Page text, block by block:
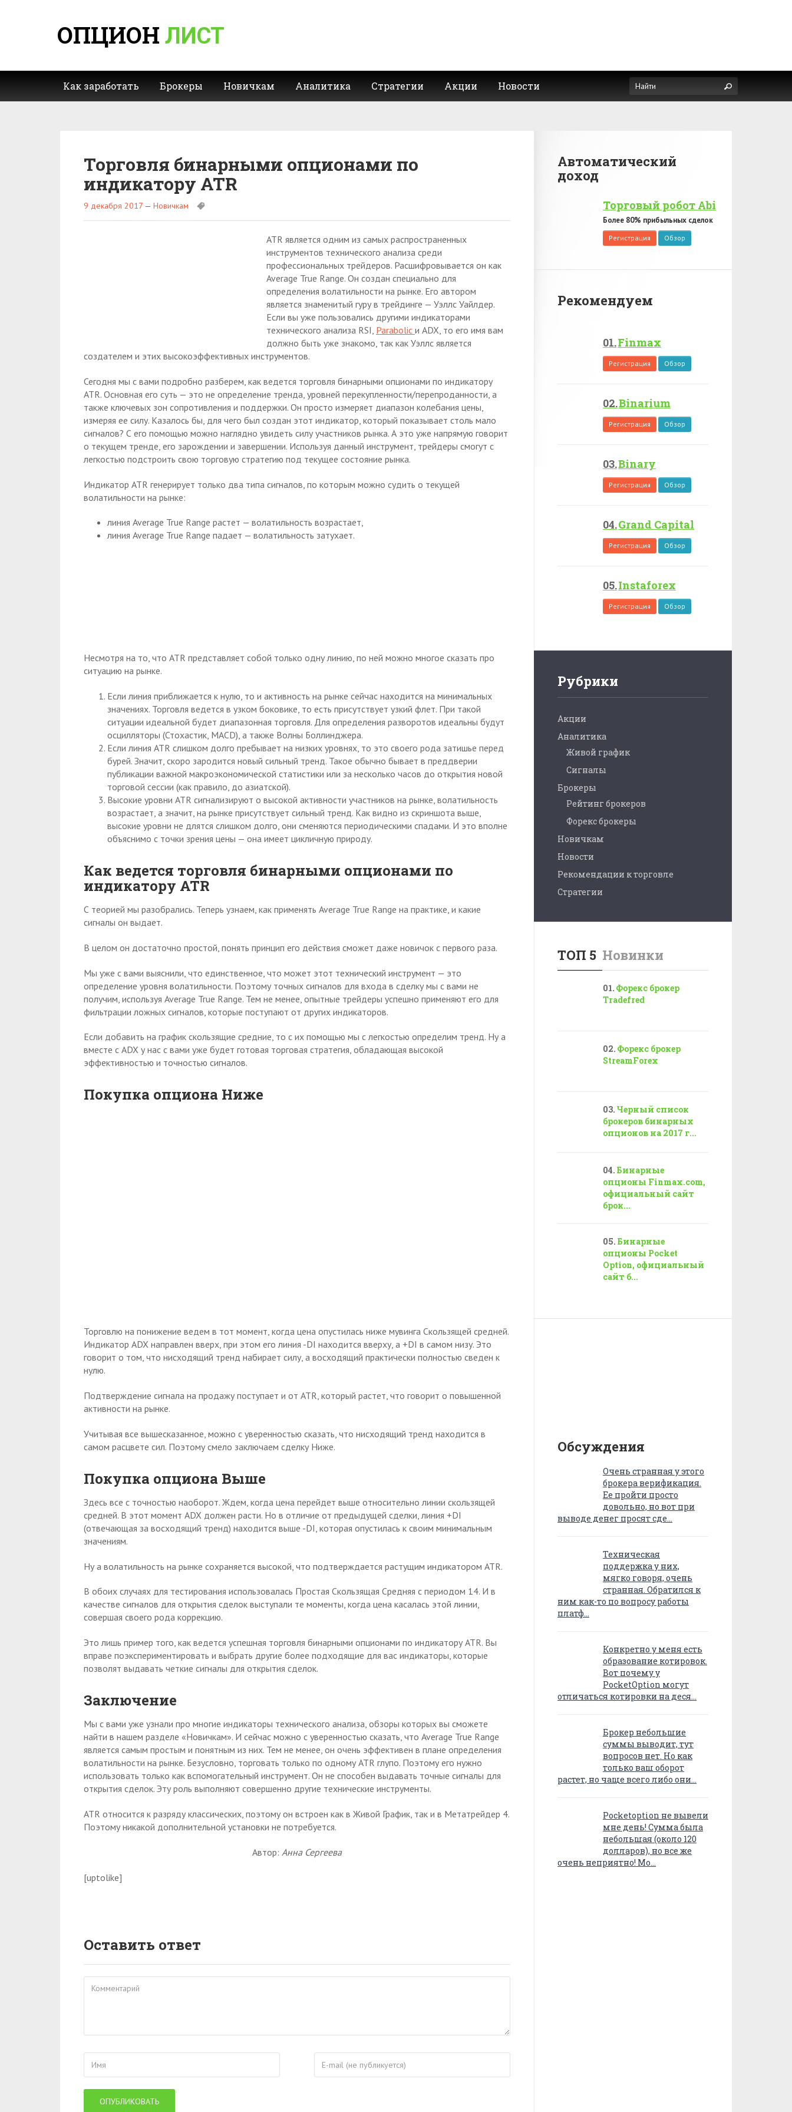
ОПЦИОН ЛИСТ
Как заработать Брокеры Новичкам Аналитика Стратегии Акции Новости
Торговля бинарными опционами по
индикатору ATR
9 декабря 2017 — Новичкам
ATR является одним из самых распространенных
инструментов технического анализа среди
профессиональных трейдеров. Расшифровывается он как
Average True Range. Он создан специально для
определения волатильности на рынке. Его автором
является знаменитый гуру в трейдинге — Уэллс Уайлдер.
Если вы уже пользовались другими индикаторами
технического анализа RSI, Parabolic и ADX, то его имя вам
должно быть уже знакомо, так как Уэллс является
создателем и этих высокоэффективных инструментов.
Сегодня мы с вами подробно разберем, как ведется торговля бинарными опционами по индикатору
ATR. Основная его суть — это не определение тренда, уровней перекупленности/перепроданности, а
также ключевых зон сопротивления и поддержки. Он просто измеряет диапазон колебания цены,
измеряя ее силу. Казалось бы, для чего был создан этот индикатор, который показывает столь мало
сигналов? С его помощью можно наглядно увидеть силу участников рынка. А это уже напрямую говорит
о текущем тренде, его зарождении и завершении. Используя данный инструмент, трейдеры смогут с
легкостью подстроить свою торговую стратегию под текущее состояние рынка.
Индикатор ATR генерирует только два типа сигналов, по которым можно судить о текущей
волатильности на рынке:
линия Average True Range растет — волатильность возрастает,
линия Average True Range падает — волатильность затухает.
Несмотря на то, что ATR представляет собой только одну линию, по ней можно многое сказать про
ситуацию на рынке.
Если линия приближается к нулю, то и активность на рынке сейчас находится на минимальных
значениях. Торговля ведется в узком боковике, то есть присутствует узкий флет. При такой
ситуации идеальной будет диапазонная торговля. Для определения разворотов идеальны будут
осцилляторы (Стохастик, MACD), а также Волны Боллинджера.
Если линия ATR слишком долго пребывает на низких уровнях, то это своего рода затишье перед
бурей. Значит, скоро зародится новый сильный тренд. Такое обычно бывает в преддверии
публикации важной макроэкономической статистики или за несколько часов до открытия новой
торговой сессии (как правило, до азиатской).
Высокие уровни ATR сигнализируют о высокой активности участников на рынке, волатильность
возрастает, а значит, на рынке присутствует сильный тренд. Как видно из скриншота выше,
высокие уровни не длятся слишком долго, они сменяются периодическими спадами. И это вполне
объяснимо с точки зрения цены — она имеет цикличную природу.
Как ведется торговля бинарными опционами по
индикатору ATR
С теорией мы разобрались. Теперь узнаем, как применять Average True Range на практике, и какие
сигналы он выдает.
В целом он достаточно простой, понять принцип его действия сможет даже новичок с первого раза.
Мы уже с вами выяснили, что единственное, что может этот технический инструмент — это
определение уровня волатильности. Поэтому точных сигналов для входа в сделку мы с вами не
получим, используя Average True Range. Тем не менее, опытные трейдеры успешно применяют его для
фильтрации ложных сигналов, которые поступают от других индикаторов.
Если добавить на график скользящие средние, то с их помощью мы с легкостью определим тренд. Ну а
вместе с ADX у нас с вами уже будет готовая торговая стратегия, обладающая высокой
эффективностью и точностью сигналов.
Покупка опциона Ниже
Торговлю на понижение ведем в тот момент, когда цена опустилась ниже мувинга Скользящей средней.
Индикатор ADX направлен вверх, при этом его линия -DI находится вверху, а +DI в самом низу. Это
говорит о том, что нисходящий тренд набирает силу, а восходящий практически полностью сведен к
нулю.
Подтверждение сигнала на продажу поступает и от ATR, который растет, что говорит о повышенной
активности на рынке.
Учитывая все вышесказанное, можно с уверенностью сказать, что нисходящий тренд находится в
самом расцвете сил. Поэтому смело заключаем сделку Ниже.
Покупка опциона Выше
Здесь все с точностью наоборот. Ждем, когда цена перейдет выше относительно линии скользящей
средней. В этот момент ADX должен расти. Но в отличие от предыдущей сделки, линия +DI
(отвечающая за восходящий тренд) находится выше -DI, которая опустилась к своим минимальным
значениям.
Ну а волатильность на рынке сохраняется высокой, что подтверждается растущим индикатором ATR.
В обоих случаях для тестирования использовалась Простая Скользящая Средняя с периодом 14. И в
качестве сигналов для открытия сделок выступали те моменты, когда цена касалась этой линии,
совершая своего рода коррекцию.
Это лишь пример того, как ведется успешная торговля бинарными опционами по индикатору ATR. Вы
вправе поэкспериментировать и выбрать другие более подходящие для вас индикаторы, которые
позволят выдавать четкие сигналы для открытия сделок.
Заключение
Мы с вами уже узнали про многие индикаторы технического анализа, обзоры которых вы сможете
найти в нашем разделе «Новичкам». И сейчас можно с уверенностью сказать, что Average True Range
является самым простым и понятным из них. Тем не менее, он очень эффективен в плане определения
волатильности на рынке. Безусловно, торговать только по одному ATR глупо. Поэтому его нужно
использовать только как вспомогательный инструмент. Он не способен выдавать точные сигналы для
открытия сделок. Эту роль выполняют совершенно другие технические инструменты.
ATR относится к разряду классических, поэтому он встроен как в Живой График, так и в Метатрейдер 4.
Поэтому никакой дополнительной установки не потребуется.
Автор: Анна Сергеева
[uptolike]
Оставить ответ
Автоматический
доход
Торговый робот Abi
Более 80% прибыльных сделок
Регистрация Обзор
Рекомендуем
Finmax
Регистрация Обзор
Binarium
Регистрация Обзор
Binary
Регистрация Обзор
Grand Capital
Регистрация Обзор
Instaforex
Регистрация Обзор
Рубрики
Акции
Аналитика
Живой график
Сигналы
Брокеры
Рейтинг брокеров
Форекс брокеры
Новичкам
Новости
Рекомендации к торговле
Стратегии
ТОП 5 Новинки
Форекс брокер
Tradefred
Форекс брокер
StreamForex
Черный список
брокеров бинарных
опционов на 2017 г...
Бинарные
опционы Finmax.com,
официальный сайт
брок...
Бинарные
опционы Pocket
Option, официальный
сайт б...
Обсуждения
Очень странная у этого
брокера верификация.
Ее пройти просто
довольно, но вот при
выводе денег просят сде…
Техническая
поддержка у них,
мягко говоря, очень
странная. Обратился к
ним как-то по вопросу работы
платф…
Конкретно у меня есть
образование котировок.
Вот почему у
PocketOption могут
отличаться котировки на деся…
Брокер небольшие
суммы выводит, тут
вопросов нет. Но как
только ваш оборот
растет, но чаще всего либо они…
Pocketoption не вывели
мне день! Сумма была
небольшая (около 120
долларов), но все же
очень неприятно! Мо…